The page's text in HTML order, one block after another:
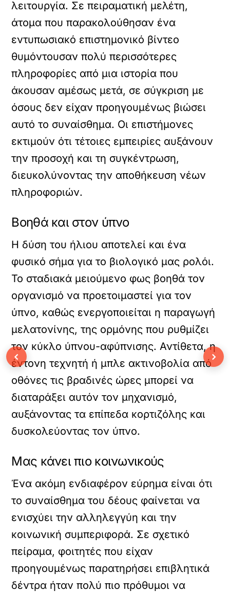
λειτουργία. Σε πειραματική μελέτη,
άτομα που παρακολούθησαν ένα
εντυπωσιακό επιστημονικό βίντεο
θυμόντουσαν πολύ περισσότερες
πληροφορίες από μια ιστορία που
άκουσαν αμέσως μετά, σε σύγκριση με
όσους δεν είχαν προηγουμένως βιώσει
αυτό το συναίσθημα. Οι επιστήμονες
εκτιμούν ότι τέτοιες εμπειρίες αυξάνουν
την προσοχή και τη συγκέντρωση,
διευκολύνοντας την αποθήκευση νέων
πληροφοριών.
Βοηθά και στον ύπνο
Η δύση του ήλιου αποτελεί και ένα
φυσικό σήμα για το βιολογικό μας ρολόι.
Το σταδιακά μειούμενο φως βοηθά τον
οργανισμό να προετοιμαστεί για τον
ύπνο, καθώς ενεργοποιείται η παραγωγή
μελατονίνης, της ορμόνης που ρυθμίζει
τον κύκλο ύπνου-αφύπνισης. Αντίθετα, η
έντονη τεχνητή ή μπλε ακτινοβολία από
οθόνες τις βραδινές ώρες μπορεί να
διαταράξει αυτόν τον μηχανισμό,
αυξάνοντας τα επίπεδα κορτιζόλης και
δυσκολεύοντας τον ύπνο.
Μας κάνει πιο κοινωνικούς
Ένα ακόμη ενδιαφέρον εύρημα είναι ότι
το συναίσθημα του δέους φαίνεται να
ενισχύει την αλληλεγγύη και την
κοινωνική συμπεριφορά. Σε σχετικό
πείραμα, φοιτητές που είχαν
προηγουμένως παρατηρήσει επιβλητικά
δέντρα ήταν πολύ πιο πρόθυμοι να
‹ ›